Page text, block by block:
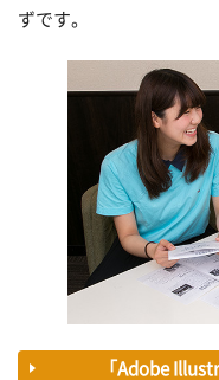
ずです。
「Adobe